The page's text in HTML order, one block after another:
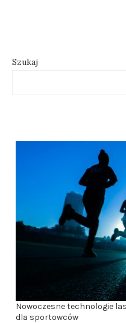
Szukaj
Nowoczesne technologie
dla sportowców